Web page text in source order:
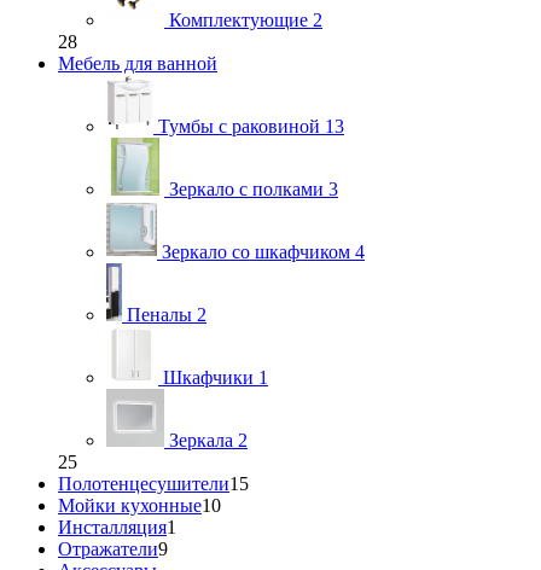
Комплектующие 2
28
Мебель для ванной
Тумбы с раковиной 13
Зеркало с полками 3
Зеркало со шкафчиком 4
Пеналы 2
Шкафчики 1
Зеркала 2
25
Полотенцесушители15
Мойки кухонные10
Инсталляция1
Отражатели9